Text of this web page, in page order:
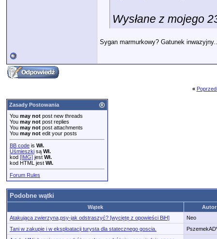
Wysłane z mojego
Sygan marmurkowy? Gatunek
«
Zasady Postowania
You may not post new threads
You may not post replies
You may not post attachments
You may not edit your posts
BB code is Wł.
Uśmieszki są Wł.
kod [IMG] jest Wł.
kod HTML jest Wł.
Forum Rules
Podobne wątki
Wątek
Atakująca zwierzyna,psy-jak odstraszyć? [wyciętę z opowieści BiH]
Neo
Tani w zakupie i w eksploatacji turysta dla statecznego goscia.